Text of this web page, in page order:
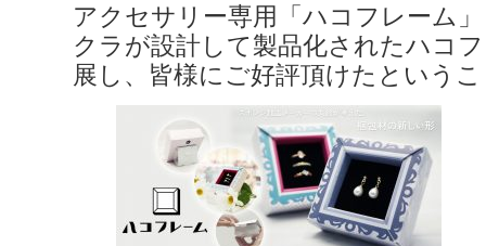
アクセサリー専用「ハコフレーム
クラが設計して製品化されたハコ
展し、皆様にご好評頂けたという